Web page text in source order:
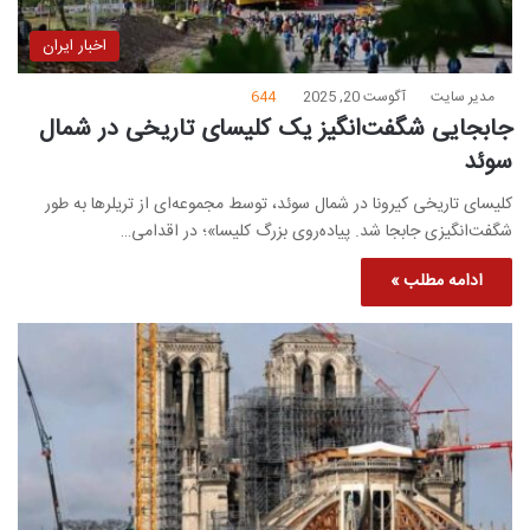
اخبار ایران
مدیر سایت آگوست 20, 2025 644
جابجایی شگفت‌انگیز یک کلیسای تاریخی در شمال
سوئد
کلیسای تاریخی کیرونا در شمال سوئد، توسط مجموعه‌ای از تریلرها به طور
شگفت‌انگیزی جابجا شد. پیاده‌روی بزرگ کلیسا»؛ در اقدامی…
ادامه مطلب »